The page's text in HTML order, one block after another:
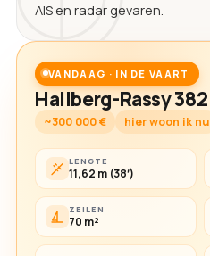
AIS en radar gevaren.
VANDAAG · IN DE VAART
Hallberg-Rassy 382
~300 000 € hier woon ik nu
LENGTE
11,62 m (38′)
ZEILEN
70 m²